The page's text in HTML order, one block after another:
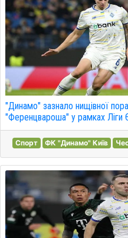
"Динамо" зазнало нищівної
"Ференцвароша" у рамках Ліги
Спорт ФК "Динамо" Київ